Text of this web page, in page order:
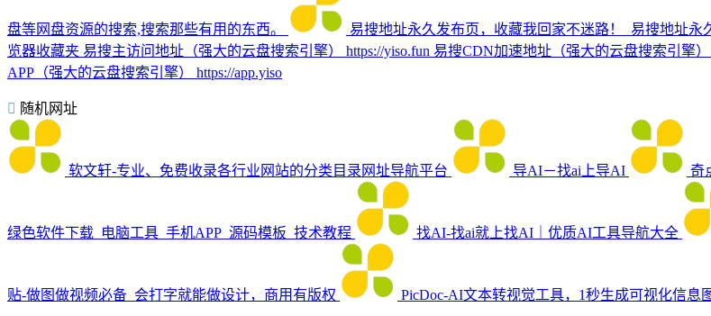
盘等网盘资源的搜索,搜索那些有用的东西。 易搜地址永久发布页，收藏我回家不迷路！
易搜地址永
览器收藏夹 易搜主访问地址（强大的云盘搜索引擎） https://yiso.fun 易搜CDN加速地址（强大的云盘搜索引擎
APP（强大的云盘搜索引擎） https://app.yiso
随机网址
软文轩-专业、免费收录各行业网站的分类目录网址导航平台 导AI－找ai上导AI 奇
绿色软件下载_电脑工具_手机APP_源码模板_技术教程 找AI-找ai就上找AI｜优质AI工具导航大全
贴-做图做视频必备_会打字就能做设计，商用有版权 PicDoc-AI文本转视觉工具，1秒生成可视化信息